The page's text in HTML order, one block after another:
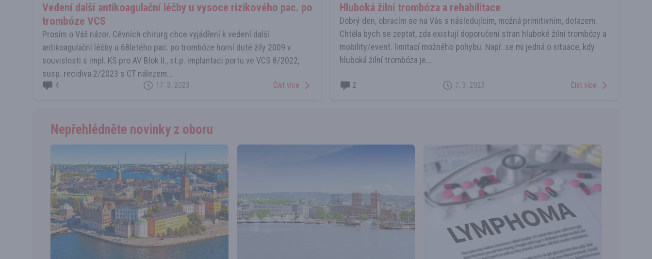
Vedení další antikoagulační léčby u vysoce rizikového pac. po
trombóze VCS
Prosím o Váš názor. Cévních chirurg chce vyjádření k vedení další
antikoagulační léčby u 68letého pac. po trombóze horní duté žíly 2009 v
souvislosti s impl. KS pro AV Blok II., st.p. implantaci portu ve VCS 8/2022,
susp. recidiva 2/2023 s CT nálezem...
4 17. 3. 2023 Číst více
Hluboká žilní trombóza a rehabilitace
Dobrý den, obracím se na Vás s následujícím, možná primitivním, dotazem.
Chtěla bych se zeptat, zda existují doporučení stran hluboké žilní trombózy a
mobility/event. limitací možného pohybu. Např. se mi jedná o situace, kdy
hluboká žilní trombóza je...
2 7. 3. 2023 Číst více
Nepřehlédněte novinky z oboru